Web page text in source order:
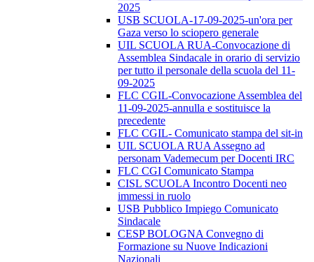
2025
USB SCUOLA-17-09-2025-un'ora per
Gaza verso lo sciopero generale
UIL SCUOLA RUA-Convocazione di
Assemblea Sindacale in orario di servizio
per tutto il personale della scuola del 11-
09-2025
FLC CGIL-Convocazione Assemblea del
11-09-2025-annulla e sostituisce la
precedente
FLC CGIL- Comunicato stampa del sit-in
UIL SCUOLA RUA Assegno ad
personam Vademecum per Docenti IRC
FLC CGI Comunicato Stampa
CISL SCUOLA Incontro Docenti neo
immessi in ruolo
USB Pubblico Impiego Comunicato
Sindacale
CESP BOLOGNA Convegno di
Formazione su Nuove Indicazioni
Nazionali